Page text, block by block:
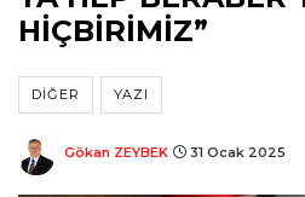
HİÇBİRİMİZ”
DIĞER YAZI
Gökan ZEYBEK 31 Ocak 2025